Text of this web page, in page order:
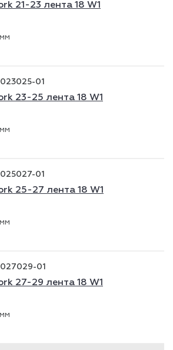
21-23 лента 18 W1
01
23-25 лента 18 W1
01
25-27 лента 18 W1
01
27-29 лента 18 W1